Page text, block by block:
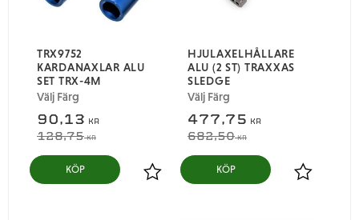
TRX9752
KARDANAXLAR ALU
SET TRX-4M
Välj Färg
90,13 KR
128,75KR
Lägg till i favoriter
HJULAXELHÅLLARE
ALU (2 ST) TRAXXAS
SLEDGE
Välj Färg
477,75 KR
682,50KR
Lägg till i